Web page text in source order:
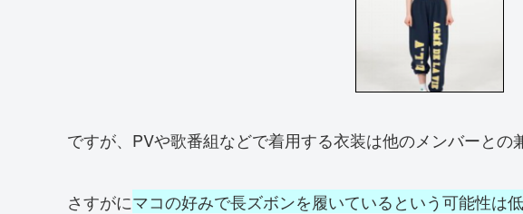
ですが、PVや歌番組などで着用する衣装は他のメンバーとの
さすがにマコの好みで長ズボンを履いているという可能性は